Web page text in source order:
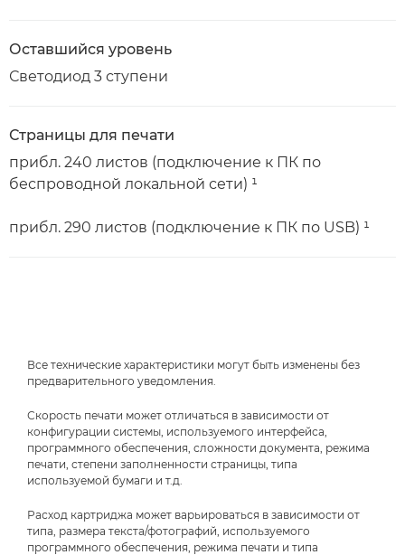
Оставшийся уровень
Светодиод 3 ступени
Страницы для печати
прибл. 240 листов (подключение к ПК по
беспроводной локальной сети) ¹
прибл. 290 листов (подключение к ПК по USB) ¹
Все технические характеристики могут быть изменены без
предварительного уведомления.
Скорость печати может отличаться в зависимости от
конфигурации системы, используемого интерфейса,
программного обеспечения, сложности документа, режима
печати, степени заполненности страницы, типа
используемой бумаги и т.д.
Расход картриджа может варьироваться в зависимости от
типа, размера текста/фотографий, используемого
программного обеспечения, режима печати и типа